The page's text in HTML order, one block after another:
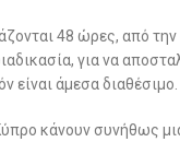
48 ώρες, από
για να
είναι άμεσα διαθέσιμο.
κάνουν συνήθως